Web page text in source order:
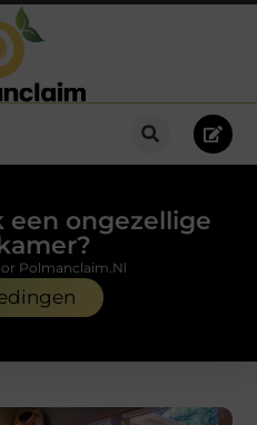
een ongezellige
Polmanclaim.nl